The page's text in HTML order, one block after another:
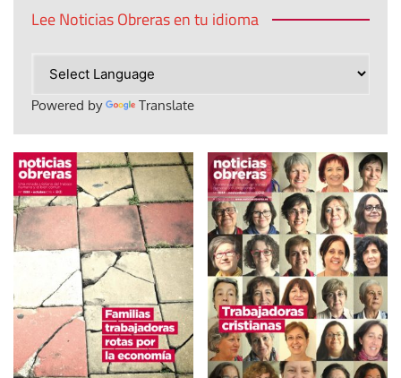
Lee Noticias Obreras en tu idioma
Powered by Translate